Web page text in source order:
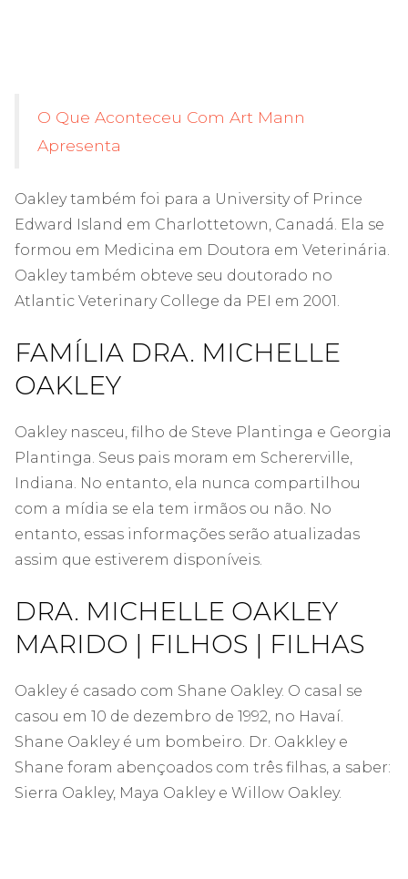
O Que Aconteceu Com Art Mann
Apresenta
Oakley também foi para a University of Prince
Edward Island em Charlottetown, Canadá. Ela se
formou em Medicina em Doutora em Veterinária.
Oakley também obteve seu doutorado no
Atlantic Veterinary College da PEI em 2001.
FAMÍLIA DRA. MICHELLE
OAKLEY
Oakley nasceu, filho de Steve Plantinga e Georgia
Plantinga. Seus pais moram em Schererville,
Indiana. No entanto, ela nunca compartilhou
com a mídia se ela tem irmãos ou não. No
entanto, essas informações serão atualizadas
assim que estiverem disponíveis.
DRA. MICHELLE OAKLEY
MARIDO | FILHOS | FILHAS
Oakley é casado com Shane Oakley. O casal se
casou em 10 de dezembro de 1992, no Havaí.
Shane Oakley é um bombeiro. Dr. Oakkley e
Shane foram abençoados com três filhas, a saber:
Sierra Oakley, Maya Oakley e Willow Oakley.